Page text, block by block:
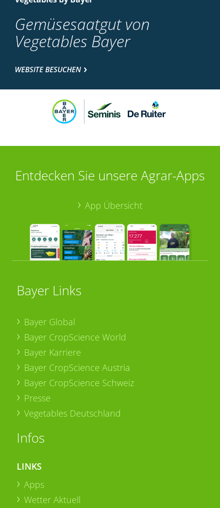
Gemüsesaatgut von
Vegetables Bayer
WEBSITE BESUCHEN
Entdecken Sie unsere Agrar-Apps
App Übersicht
Bayer Links
Bayer Global
Bayer CropScience World
Bayer Karriere
Bayer CropScience Austria
Bayer CropScience Schweiz
Presse
Vegetables Deutschland
Infos
LINKS
Apps
Wetter Aktuell